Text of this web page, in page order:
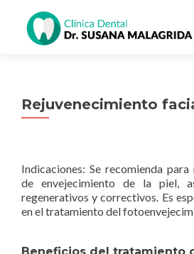
Rejuvenecimiento
Indicaciones: Se recomienda
de envejecimiento de la piel,
regenerativos y correctivos. Es
en el tratamiento del